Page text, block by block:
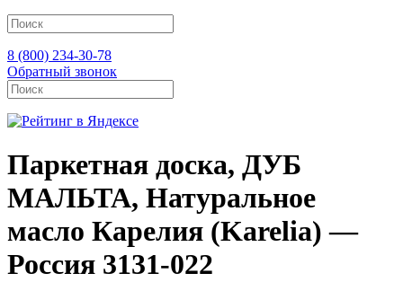
8 (800) 234-30-78
Обратный звонок
Паркетная доска, ДУБ
МАЛЬТА, Натуральное
масло Карелия (Karelia) —
Россия 3131-022